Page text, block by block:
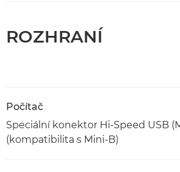
ROZHRANÍ
Počítač
Speciální konektor Hi-Speed USB
(kompatibilita s Mini-B)